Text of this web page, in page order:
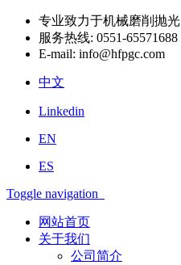
专业致力于机械磨削抛光
服务热线: 0551-65571688
E-mail: info@hfpgc.com
中文
Linkedin
EN
ES
Toggle navigation
网站首页
关于我们
公司简介